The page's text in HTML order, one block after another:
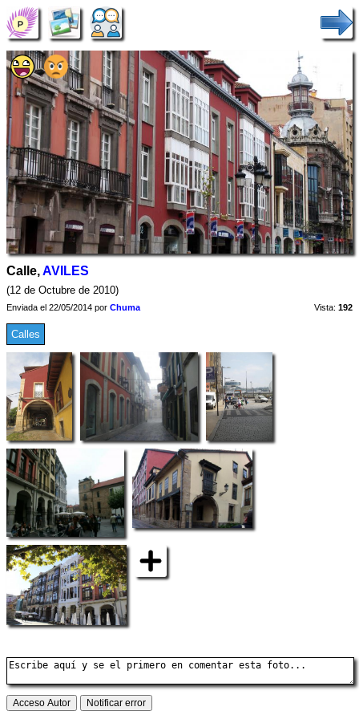
Calle,AVILES
(12 de Octubre de 2010)
Enviada el 22/05/2014 por Chuma Vista: 192
Calles